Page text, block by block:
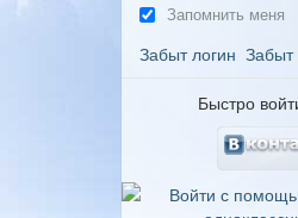
Запомнить меня
Забыт логин Забыт
Быстро